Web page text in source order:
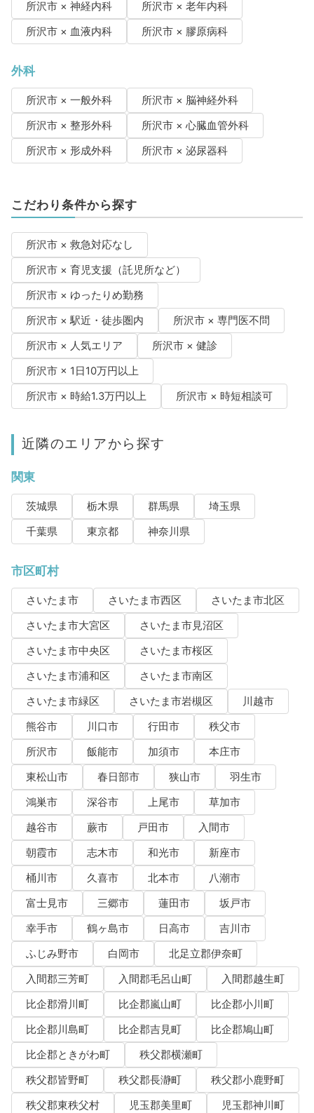
所沢市 × 神経内科
所沢市 × 老年内科
所沢市 × 血液内科
所沢市 × 膠原病科
外科
所沢市 × 一般外科
所沢市 × 脳神経外科
所沢市 × 整形外科
所沢市 × 心臓血管外科
所沢市 × 形成外科
所沢市 × 泌尿器科
こだわり条件から探す
所沢市 × 救急対応なし
所沢市 × 育児支援（託児所など）
所沢市 × ゆったりめ勤務
所沢市 × 駅近・徒歩圏内
所沢市 × 専門医不問
所沢市 × 人気エリア
所沢市 × 健診
所沢市 × 1日10万円以上
所沢市 × 時給1.3万円以上
所沢市 × 時短相談可
近隣のエリアから探す
関東
茨城県 栃木県 群馬県
埼玉県
千葉県
東京都 神奈川県
市区町村
さいたま市 さいたま市西区
さいたま市北区
さいたま市大宮区
さいたま市見沼区
さいたま市中央区
さいたま市桜区
さいたま市浦和区
さいたま市南区
さいたま市緑区
さいたま市岩槻区
川越市
熊谷市
川口市 行田市
秩父市
所沢市
飯能市 加須市
本庄市
東松山市
春日部市 狭山市
羽生市
鴻巣市
深谷市 上尾市
草加市
越谷市
蕨市 戸田市
入間市
朝霞市
志木市 和光市
新座市
桶川市
久喜市 北本市
八潮市
富士見市
三郷市 蓮田市
坂戸市
幸手市
鶴ヶ島市 日高市
吉川市
ふじみ野市
白岡市
北足立郡伊奈町
入間郡三芳町
入間郡毛呂山町
入間郡越生町
比企郡滑川町
比企郡嵐山町
比企郡小川町
比企郡川島町
比企郡吉見町
比企郡鳩山町
比企郡ときがわ町
秩父郡横瀬町
秩父郡皆野町
秩父郡長瀞町
秩父郡小鹿野町
秩父郡東秩父村
児玉郡美里町
児玉郡神川町